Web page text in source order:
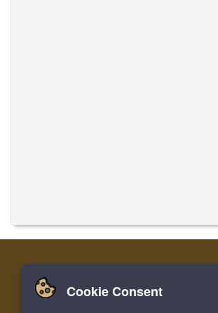
家 登录 寄存器
Cookie Consent